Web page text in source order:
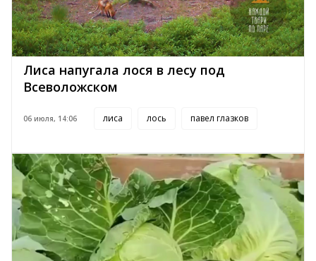
Лиса напугала лося в лесу под
Всеволожском
06 июля, 14:06 лиса лось павел глазков